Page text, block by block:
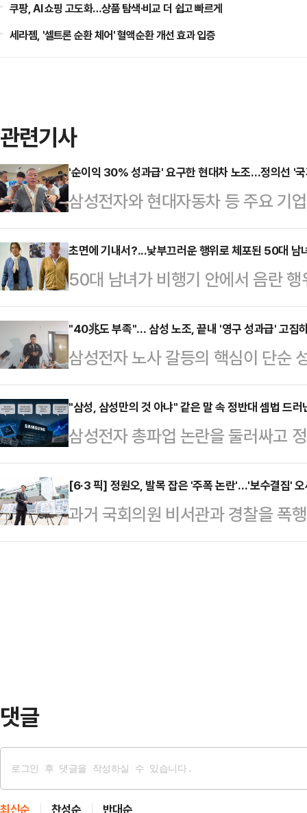
쿠팡, AI 쇼핑 고도화…상품 탐색·비교 더 쉽고 빠르게
세라젬, '셀트론 순환 체어' 혈액순환 개선 효과 입증
관련기사
'순이익 30% 성과급' 요구한 현대차 노조…정의선 '
삼성전자와 현대자동차 등 주요 기
갈등이 확산하는 가운데 정의선 현
사와 주주, 국가 발전을 함께 고려
날 열리는 현대차그룹 양재사옥 로
홀'에 앞서 현대차그룹 양재사옥에
갈등과 관련한 대응 방향을 묻는 질
회사가 발전할 수 있고 주주들도 중
러 가지를 고려해서 판…
초면에 기내서?...낯부끄러운 행위로 체포된 50대 남
50대 남녀가 비행기 안에서 음란
다.11일(현지시간) 영국 매체 더 선
나로 향하는 코파항공 여객기에서
B(59)씨는 부적절한 행위를 하다
내에서 처음 만난 사이로 알려졌다.
란 행위를 했고, 이를 목격한 아이
러나게 됐다. 승무원의 보고를 받은
청했고, 착륙…
"40兆도 부족"… 삼성 노조, 끝내 '영구 성과급' 고집
삼성전자 노사 갈등의 핵심이 단순
조'로 옮겨가고 있다. 중앙노동위
실상 40조원에 달하는 특별보상 가
노조는 "제도화 없이는 의미 없다"
따르면 삼성전자 사측은 이날 노조
회사 측은 "중노위 사후조정 과정
대화를 요청했다. 앞서 중노위도 이
를 공식 요…
"삼성, 삼성만의 것 아냐" 같은 말 속 정반대 셈법 드러
삼성전자 총파업 논란을 둘러싸고
고 있다. 흥미로운 점은 정부 인사
부만의 문제가 아니다"라는 인식을
고 있다는 점이다.한쪽에서는 "국
야 한다"고 말하는 반면, 다른 한쪽
[6·3 픽] 정원오, 발목 잡은 '주폭 논란'…'보수결집'
과거 국회의원 비서관과 경찰을 폭
건'이 정원오 더불어민주당 서울시
댓글
최신순 찬성순 반대순